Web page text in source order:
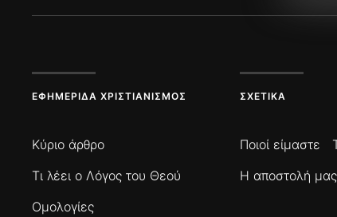
ΕΦΗΜΕΡΊΔΑ ΧΡΙΣΤΙΑΝΙΣΜΌΣ
Κύριο άρθρο
Τι λέει ο Λόγος του Θεού
Ομολογίες
ΣΧΕΤΙΚΆ
Ποιοί είμαστε
Η αποστολή μας